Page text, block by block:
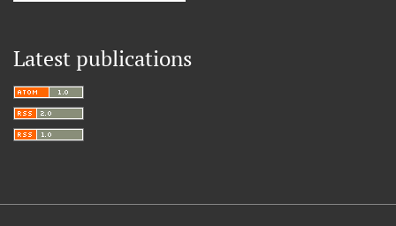
Latest publications